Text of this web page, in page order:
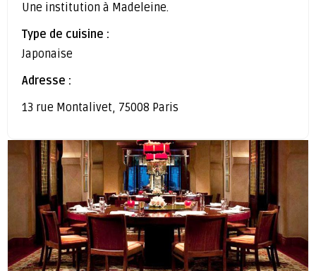
Une institution à Madeleine.
Type de cuisine :
Japonaise
Adresse :
13 rue Montalivet, 75008 Paris